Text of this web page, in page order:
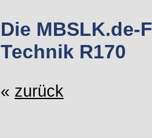
Die MBSLK.de-
Technik R170
« zurück